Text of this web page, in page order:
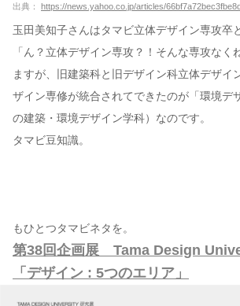
出典： https://news.yahoo.co.jp/articles/
玉田美知子さんはタマビ立体デザイン専攻卒
「ん？立体デザイン専攻？！そんな専攻なく
ますが、旧建築科と旧デザイン科立体デザイ
ザイン専修が統合されてできたのが「環境デ
の建築・環境デザイン学科）なのです。
タマビ豆知識。
もひとつタマビネタを。
第38回企画展 Tama Design
「デザイン : 5つのエリア」